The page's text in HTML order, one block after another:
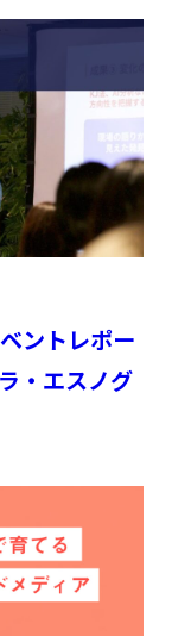
ントレポー
・エスノグ